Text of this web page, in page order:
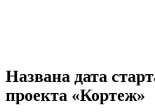
Названа дата
проекта «Кортеж»